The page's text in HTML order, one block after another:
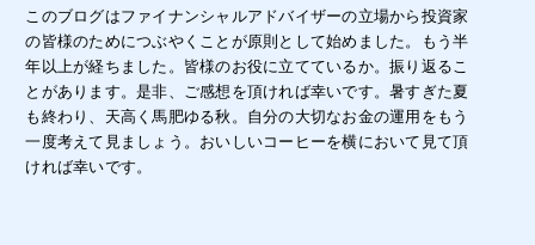
このブログはファイナンシャルアドバイザーの立場から投資家
の皆様のためにつぶやくことが原則として始めました。もう半
年以上が経ちました。皆様のお役に立てているか。振り返るこ
とがあります。是非、ご感想を頂ければ幸いです。暑すぎた夏
も終わり、天高く馬肥ゆる秋。自分の大切なお金の運用をもう
一度考えて見ましょう。おいしいコーヒーを横において見て頂
ければ幸いです。